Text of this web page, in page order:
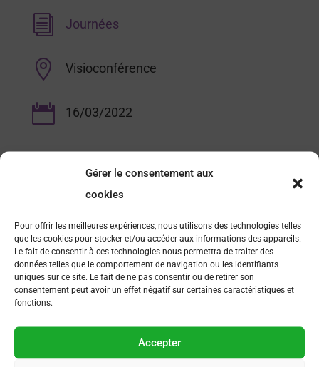
Gérer le consentement aux
cookies
Pour offrir les meilleures expériences, nous utilisons des technologies telles
que les cookies pour stocker et/ou accéder aux informations des appareils.
Le fait de consentir à ces technologies nous permettra de traiter des
données telles que le comportement de navigation ou les identifiants
uniques sur ce site. Le fait de ne pas consentir ou de retirer son
consentement peut avoir un effet négatif sur certaines caractéristiques et
fonctions.
Accepter
i Journées
 Visioconférence
 16/03/2022
FAQ